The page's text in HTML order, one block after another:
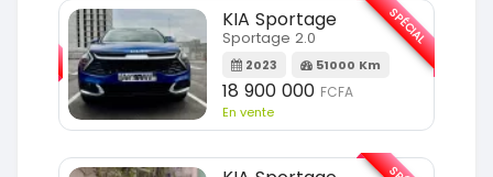
KIA Sportage
Sportage 2.0
2023 51000 Km
18 900 000 FCFA
En vente
SPÉCIAL